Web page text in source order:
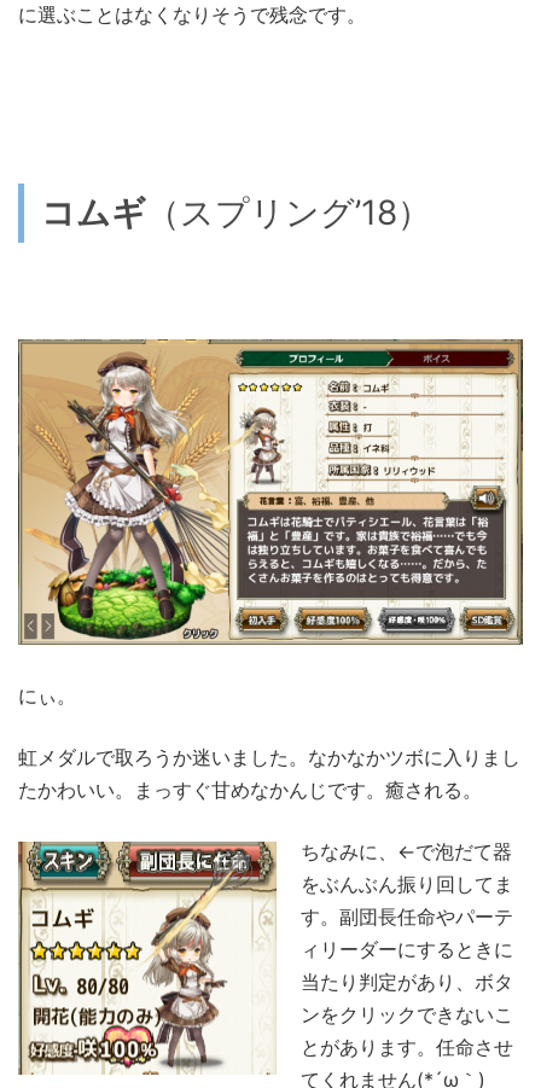
に選ぶことはなくなりそうで残念です。
コムギ （スプリング’18）
にぃ。
虹メダルで取ろうか迷いました。なかなかツボに入りまし
たかわいい。まっすぐ甘めなかんじです。癒される。
ちなみに、←で泡だて器
をぶんぶん振り回してま
す。副団長任命やパーテ
ィリーダーにするときに
当たり判定があり、ボタ
ンをクリックできないこ
とがあります。任命させ
てくれません(*´ω｀)